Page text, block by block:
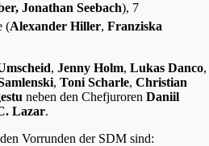
Jonathan Seebach), 7
(Alexander Hiller, Franziska
, Jenny Holm, Lukas Danco,
, Toni Scharle, Christian
neben den Chefjuroren Daniil
Lazar.
Vorrunden der SDM sind: